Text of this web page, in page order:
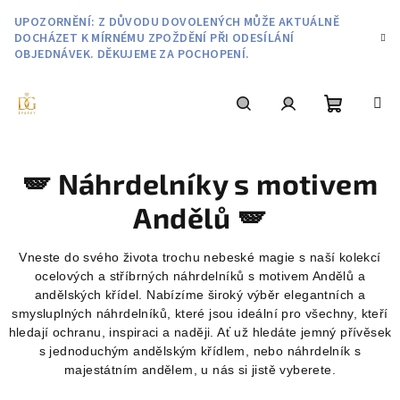
obsah
UPOZORNĚNÍ: Z DŮVODU DOVOLENÝCH MŮŽE AKTUÁLNĚ
DOCHÁZET K MÍRNÉMU ZPOŽDĚNÍ PŘI ODESÍLÁNÍ
OBJEDNÁVEK. DĚKUJEME ZA POCHOPENÍ.
košík
🪽 Náhrdelníky s motivem
Andělů 🪽
Vneste do svého života trochu nebeské magie s naší kolekcí
ocelových a stříbrných náhrdelníků s motivem Andělů a
andělských křídel. Nabízíme široký výběr elegantních a
smysluplných náhrdelníků, které jsou ideální pro všechny, kteří
hledají ochranu, inspiraci a naději. Ať už hledáte jemný přívěsek
s jednoduchým andělským křídlem, nebo náhrdelník s
majestátním andělem, u nás si jistě vyberete.